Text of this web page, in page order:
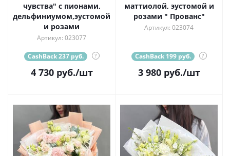
чувства" с пионами,
дельфиниумом,эустомой
и розами
Артикул: 023077
CashBack 237 руб. ?
4 730руб./шт
маттиолой, эустомой и
розами " Прованс"
Артикул: 023074
CashBack 199 руб. ?
3 980руб./шт